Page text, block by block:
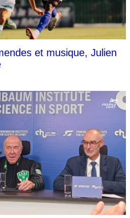
et musique, Julien